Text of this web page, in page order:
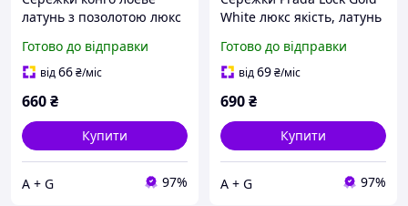
латунь з позолотою люкс
Готово до відправки
від66₴/міс
660₴
Купити
A + G 97%
White люкс якість, латунь
см (кільце конго 2 см)
Готово до відправки
від69₴/міс
690₴
Купити
A + G 97%